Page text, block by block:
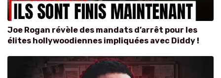
Joe Rogan révèle des mandats d’arrêt pour les
élites hollywoodiennes impliquées avec Diddy !